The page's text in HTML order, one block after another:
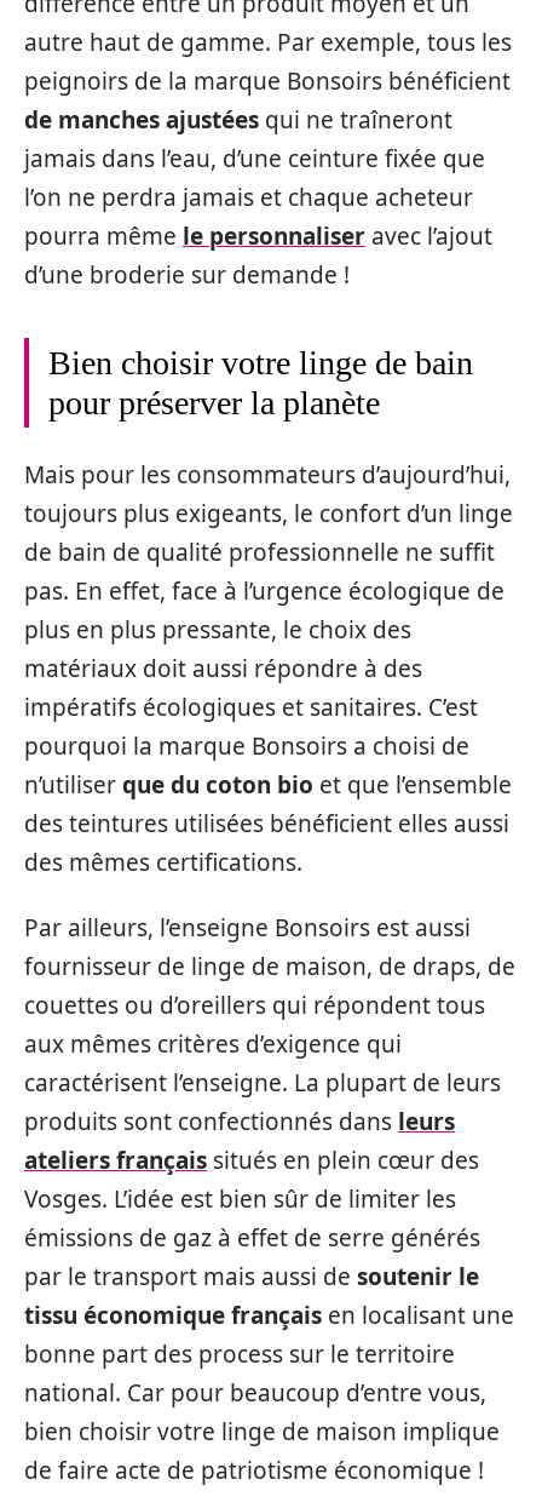
autre haut de gamme. Par exemple, tous les
peignoirs de la marque Bonsoirs bénéficient
de manches ajustées qui ne traîneront
jamais dans l’eau, d’une ceinture fixée que
l’on ne perdra jamais et chaque acheteur
pourra même le personnaliser avec l’ajout
d’une broderie sur demande !
Bien choisir votre linge de bain
pour préserver la planète
Mais pour les consommateurs d’aujourd’hui,
toujours plus exigeants, le confort d’un linge
de bain de qualité professionnelle ne suffit
pas. En effet, face à l’urgence écologique de
plus en plus pressante, le choix des
matériaux doit aussi répondre à des
impératifs écologiques et sanitaires. C’est
pourquoi la marque Bonsoirs a choisi de
n’utiliserque du coton bio et que l’ensemble
des teintures utilisées bénéficient elles aussi
des mêmes certifications.
Par ailleurs, l’enseigne Bonsoirs est aussi
fournisseur de linge de maison, de draps, de
couettes ou d’oreillers qui répondent tous
aux mêmes critères d’exigence qui
caractérisent l’enseigne. La plupart de leurs
produits sont confectionnés dans leurs
ateliers français situés en plein cœur des
Vosges. L’idée est bien sûr de limiter les
émissions de gaz à effet de serre générés
par le transport mais aussi de soutenir le
tissu économique français en localisant une
bonne part des process sur le territoire
national. Car pour beaucoup d’entre vous,
bien choisir votre linge de maison implique
de faire acte de patriotisme économique !